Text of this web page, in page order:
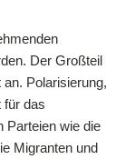
Der Großteil
Polarisierung,
für das
Parteien wie die
Migranten und